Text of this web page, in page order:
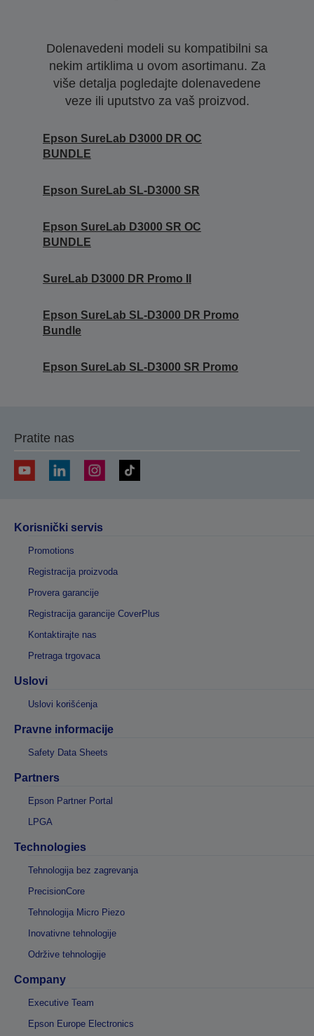
Dolenavedeni modeli su kompatibilni sa
nekim artiklima u ovom asortimanu. Za
više detalja pogledajte dolenavedene
veze ili uputstvo za vaš proizvod.
Epson SureLab D3000 DR OC
BUNDLE
Epson SureLab SL-D3000 SR
Epson SureLab D3000 SR OC
BUNDLE
SureLab D3000 DR Promo II
Epson SureLab SL-D3000 DR Promo
Bundle
Epson SureLab SL-D3000 SR Promo
Pratite nas
Korisnički servis
Promotions
Registracija proizvoda
Provera garancije
Registracija garancije CoverPlus
Kontaktirajte nas
Pretraga trgovaca
Uslovi
Uslovi korišćenja
Pravne informacije
Safety Data Sheets
Partners
Epson Partner Portal
LPGA
Technologies
Tehnologija bez zagrevanja
PrecisionCore
Tehnologija Micro Piezo
Inovativne tehnologije
Održive tehnologije
Company
Executive Team
Epson Europe Electronics